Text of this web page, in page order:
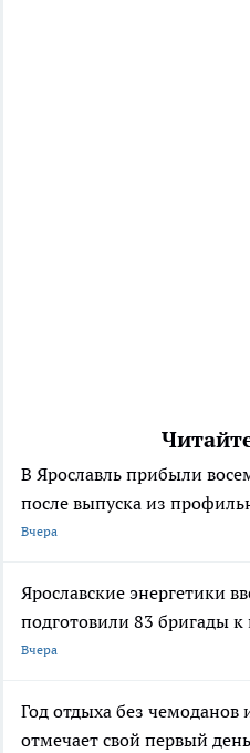
В Ярославль прибыли
после выпуска из
Вчера
Ярославские энергетики
подготовили 83 бригады к
Вчера
Год отдыха без чемоданов
отмечает свой первый